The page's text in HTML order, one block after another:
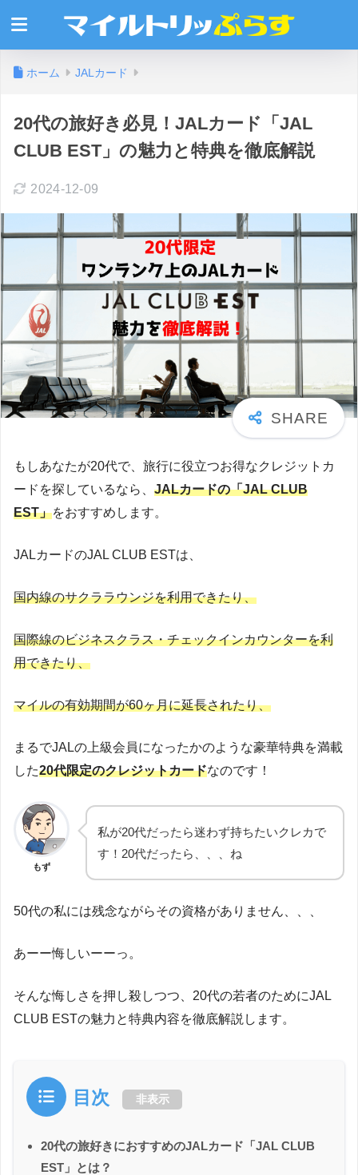
ホーム JALカード
20代の旅好き必見！JALカード「JAL
CLUB EST」の魅力と特典を徹底解説
2024-12-09
もしあなたが20代で、旅行に役立つお得なクレジットカ
ードを探しているなら、 JALカードの「JAL CLUB
EST」をおすすめします。
JALカードのJAL CLUB ESTは、
国内線のサクララウンジを利用できたり、
国際線のビジネスクラス・チェックインカウンターを利
用できたり、
マイルの有効期間が60ヶ月に延長されたり、
まるでJALの上級会員になったかのような豪華特典を満載
した20代限定のクレジットカードなのです！
もず
私が20代だったら迷わず持ちたいクレカで
す！20代だったら、、、ね
50代の私には残念ながらその資格がありません、、、
あーー悔しいーーっ。
そんな悔しさを押し殺しつつ、20代の若者のためにJAL
CLUB ESTの魅力と特典内容を徹底解説します。
目次 非表示
20代の旅好きにおすすめのJALカード「JAL CLUB
EST」とは？